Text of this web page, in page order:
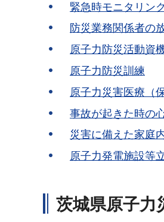
緊急時モニタリン
防災業務関係者の
原子力防災活動資
原子力防災訓練
原子力災害医療（
事故が起きた時の
災害に備えた家庭
原子力発電施設等
茨城県原子力